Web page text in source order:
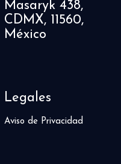
Masaryk 438,
CDMX, 11560,
México
Legales
Aviso de Privacidad